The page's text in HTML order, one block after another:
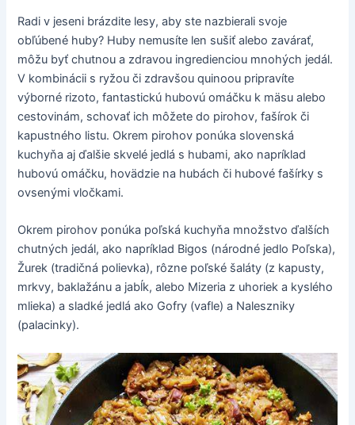
Radi v jeseni brázdite lesy, aby ste nazbierali svoje
obľúbené huby? Huby nemusíte len sušiť alebo zavárať,
môžu byť chutnou a zdravou ingredienciou mnohých jedál.
V kombinácii s ryžou či zdravšou quinoou pripravíte
výborné rizoto, fantastickú hubovú omáčku k mäsu alebo
cestovinám, schovať ich môžete do pirohov, fašírok či
kapustného listu. Okrem pirohov ponúka slovenská
kuchyňa aj ďalšie skvelé jedlá s hubami, ako napríklad
hubovú omáčku, hovädzie na hubách či hubové fašírky s
ovsenými vločkami.
Okrem pirohov ponúka poľská kuchyňa množstvo ďalších
chutných jedál, ako napríklad Bigos (národné jedlo Poľska),
Žurek (tradičná polievka), rôzne poľské šaláty (z kapusty,
mrkvy, baklažánu a jabĺk, alebo Mizeria z uhoriek a kyslého
mlieka) a sladké jedlá ako Gofry (vafle) a Naleszniky
(palacinky).